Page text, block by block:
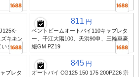
キキン
ます。
811 円
ベントビームオートバイ110キャブレタ
ー、千江大陽100、天洪90申、三輪車豪
絕GM PZ19
ブレタ
845 円
オートバイ CG125 150 175 200PZ26 宗